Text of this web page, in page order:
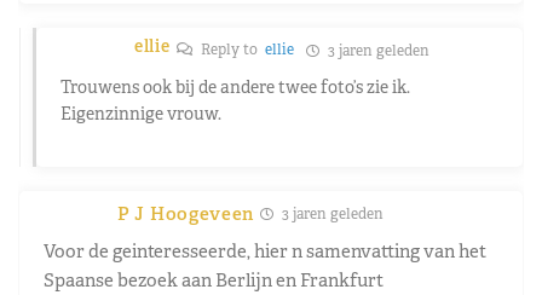
ellie Reply to ellie 3 jaren geleden
Trouwens ook bij de andere twee foto’s zie ik.
Eigenzinnige vrouw.
P J Hoogeveen 3 jaren geleden
Voor de geinteresseerde, hier n samenvatting van het
Spaanse bezoek aan Berlijn en Frankfurt